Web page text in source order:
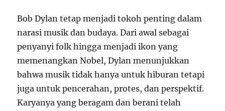
Bob Dylan tetap menjadi tokoh penting dalam
narasi musik dan budaya. Dari awal sebagai
penyanyi folk hingga menjadi ikon yang
memenangkan Nobel, Dylan menunjukkan
bahwa musik tidak hanya untuk hiburan tetapi
juga untuk pencerahan, protes, dan perspektif.
Karyanya yang beragam dan berani telah